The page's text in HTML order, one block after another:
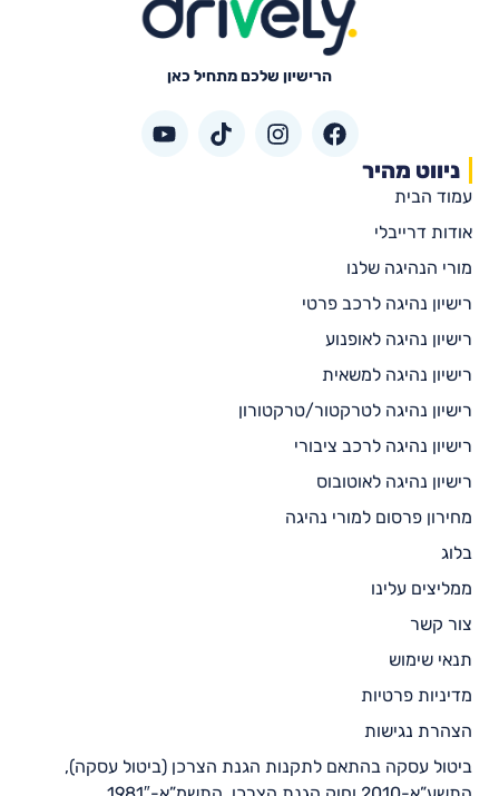
הרישיון שלכם מתחיל כאן
ניווט מהיר
עמוד הבית
אודות דרייבלי
מורי הנהיגה שלנו
רישיון נהיגה לרכב פרטי
רישיון נהיגה לאופנוע
רישיון נהיגה למשאית
רישיון נהיגה לטרקטור/טרקטורון
רישיון נהיגה לרכב ציבורי
רישיון נהיגה לאוטובוס
מחירון פרסום למורי נהיגה
בלוג
ממליצים עלינו
צור קשר
תנאי שימוש
מדיניות פרטיות
הצהרת נגישות
ביטול עסקה בהתאם לתקנות הגנת הצרכן (ביטול עסקה),